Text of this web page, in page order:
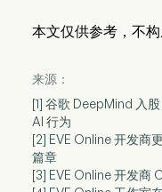
本文仅供参考，不构
来源：
[1] 谷歌 DeepMind 入
AI 行为
[2] EVE Online 开发商
篇章
[3] EVE Online 开发商